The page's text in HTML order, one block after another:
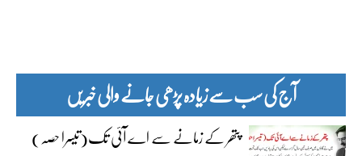
آج کی سب سے زیادہ پڑھی جانے والی خبریں
پتھر کے زمانے سے اے آئی تک(تیسرا حصہ)